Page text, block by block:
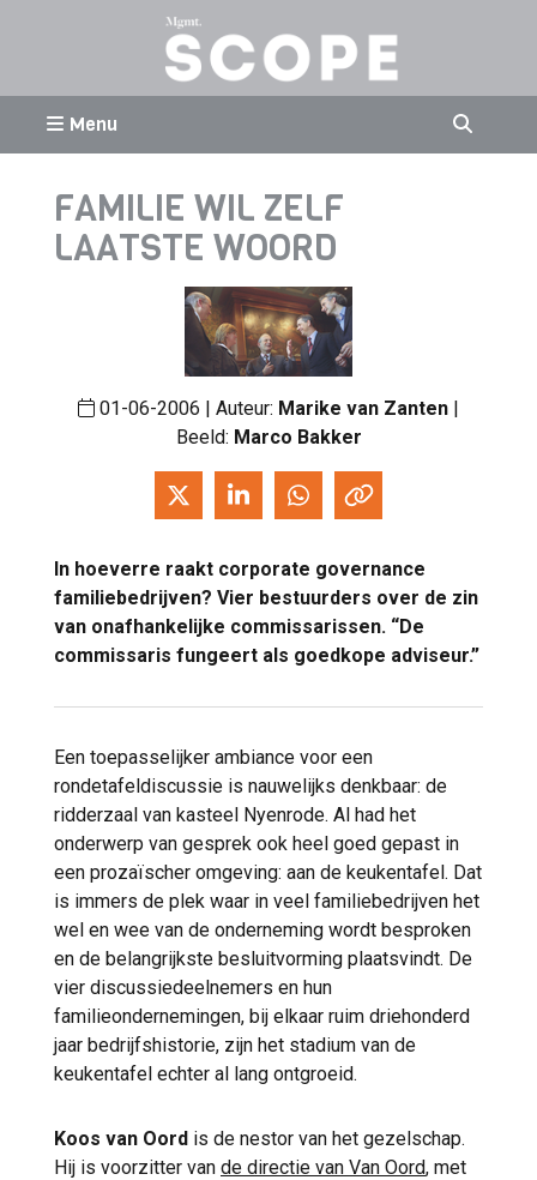
Menu
FAMILIE WIL ZELF
LAATSTE WOORD
01-06-2006 | Auteur: Marike van Zanten |
Beeld: Marco Bakker
In hoeverre raakt corporate governance
familiebedrijven? Vier bestuurders over de zin
van onafhankelijke commissarissen. “De
commissaris fungeert als goedkope adviseur.”
Een toepasselijker ambiance voor een
rondetafeldiscussie is nauwelijks denkbaar: de
ridderzaal van kasteel Nyenrode. Al had het
onderwerp van gesprek ook heel goed gepast in
een prozaïscher omgeving: aan de keukentafel. Dat
is immers de plek waar in veel familiebedrijven het
wel en wee van de onderneming wordt besproken
en de belangrijkste besluitvorming plaatsvindt. De
vier discussiedeelnemers en hun
familieondernemingen, bij elkaar ruim driehonderd
jaar bedrijfshistorie, zijn het stadium van de
keukentafel echter al lang ontgroeid.
Koos van Oord is de nestor van het gezelschap.
Hij is voorzitter van de directie van Van Oord, met